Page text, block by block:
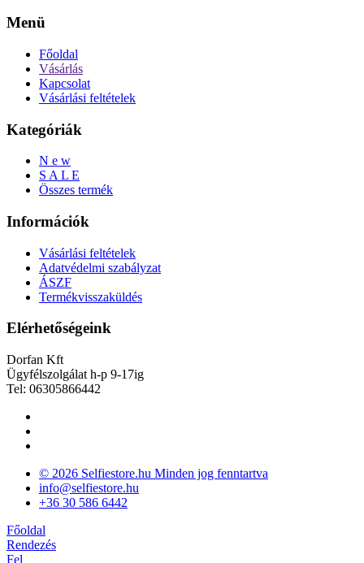
Menü
Főoldal
Vásárlás
Kapcsolat
Vásárlási feltételek
Kategóriák
N e w
S A L E
Összes termék
Információk
Vásárlási feltételek
Adatvédelmi szabályzat
ÁSZF
Termékvisszaküldés
Elérhetőségeink
Dorfan Kft
Ügyfélszolgálat h-p 9-17ig
Tel: 06305866442
© 2026 Selfiestore.hu Minden jog fenntartva
info@selfiestore.hu
+36 30 586 6442
Főoldal
Rendezés
Fel